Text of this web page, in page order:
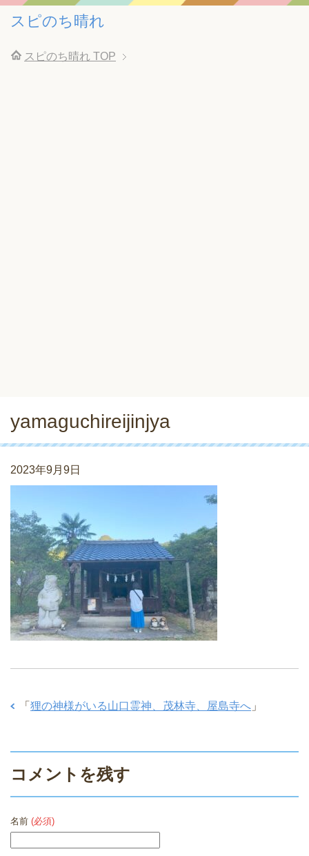
スピのち晴れ
スピのち晴れ TOP
yamaguchireijinjya
2023年9月9日
「 狸の神様がいる山口霊神、茂林寺、屋島寺へ 」
コメントを残す
名前 (必須)